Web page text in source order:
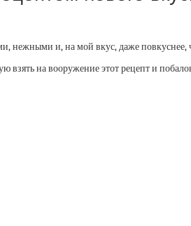
нежными и, на мой вкус, даже повкуснее,
взять на вооружение этот рецепт и